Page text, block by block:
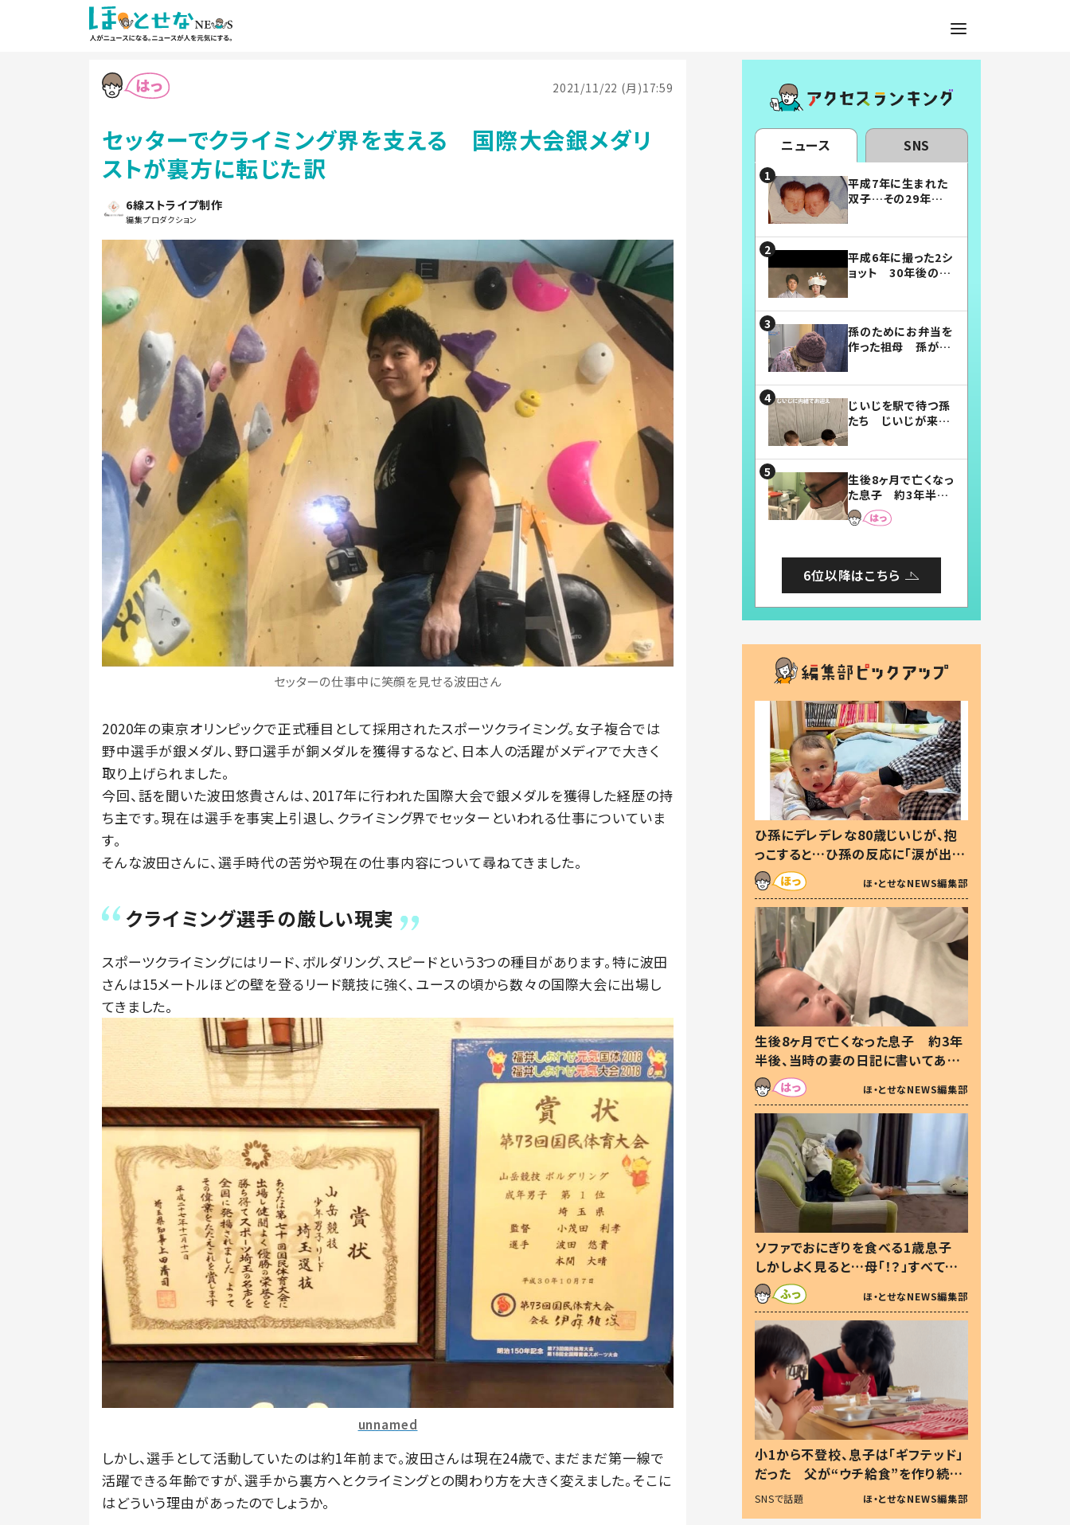
2021/11/22 (月)17:59
セッターでクライミング界を支える 国際大会銀メダリ
ストが裏方に転じた訳
6線ストライプ制作
編集プロダクション
セッターの仕事中に笑顔を見せる波田さん
2020年の東京オリンピックで正式種目として採用されたスポーツクライミング。女子複合では
野中選手が銀メダル、野口選手が銅メダルを獲得するなど、日本人の活躍がメディアで大きく
取り上げられました。
今回、話を聞いた波田悠貴さんは、2017年に行われた国際大会で銀メダルを獲得した経歴の持
ち主です。現在は選手を事実上引退し、クライミング界でセッターといわれる仕事についていま
す。
そんな波田さんに、選手時代の苦労や現在の仕事内容について尋ねてきました。
クライミング選手の厳しい現実
スポーツクライミングにはリード、ボルダリング、スピードという3つの種目があります。特に波田
さんは15メートルほどの壁を登るリード競技に強く、ユースの頃から数々の国際大会に出場し
てきました。
unnamed
しかし、選手として活動していたのは約1年前まで。波田さんは現在24歳で、まだまだ第一線で
活躍できる年齢ですが、選手から裏方へとクライミングとの関わり方を大きく変えました。そこに
はどういう理由があったのでしょうか。
ニュース SNS
平成7年に生まれた
双子…その29年後
平成6年に撮った2シ
ョット 30年後の姿
孫のためにお弁当を
作った祖母 孫が絶
じいじを駅で待つ孫
たち じいじが来た
まらない」「幸せにな
れる」
生後8ヶ月で亡くなっ
た息子 約3年半
後、当時の妻の日記
に書いてあった本音
6位以降はこちら
ひ孫にデレデレな80歳じいじが、抱
っこすると…ひ孫の反応に「涙が出ま
した」「可愛くて仕方ない」
ほ・とせなNEWS編集部
生後8ヶ月で亡くなった息子 約3年
半後、当時の妻の日記に書いてあっ
た本音とは
ほ・とせなNEWS編集部
ソファでおにぎりを食べる1歳息子
しかしよく見ると…母「！？」すべてを
察した母の投稿に「可愛いから許
す！」「現行犯〜」
ほ・とせなNEWS編集部
小1から不登校、息子は「ギフテッド」
だった 父が“ウチ給食”を作り続け
る理由とは #令和の親 #令和の子
SNSで話題 ほ・とせなNEWS編集部